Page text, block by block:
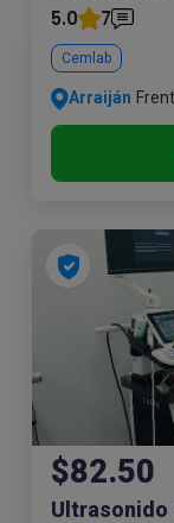
5.0
7
Cemlab
Arraiján
$82.50